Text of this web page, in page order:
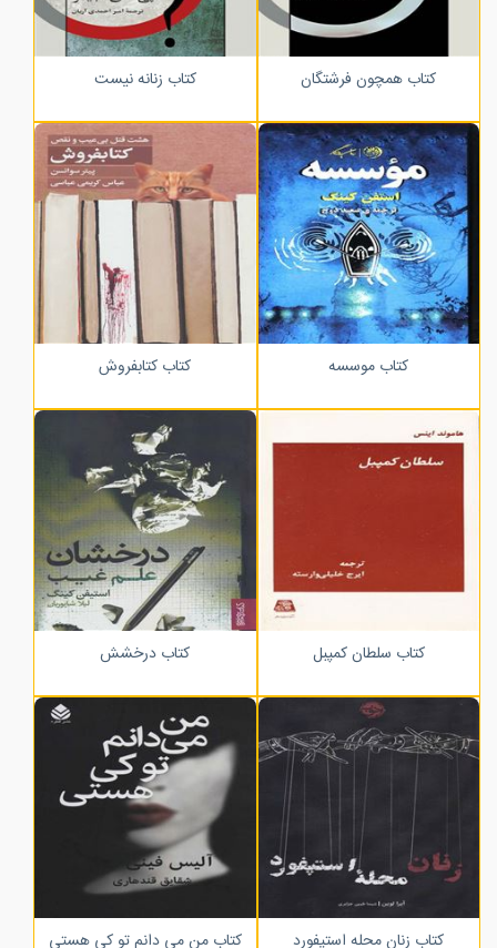
کتاب همچون فرشتگان کتاب زنانه نیست
کتاب موسسه کتاب کتابفروش
کتاب سلطان کمپبل کتاب درخشش
کتاب زنان محله استپفورد کتاب من می دانم تو کی هستی